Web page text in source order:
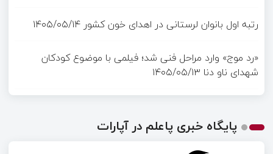
رتبه اول بانوان لرستانی در اهدای خون کشور ۱۴۰۵/۰۵/۱۴
«رد موج» وارد مراحل فنی شد؛ فیلمی با موضوع کودکان
شهدای ناو دنا ۱۴۰۵/۰۵/۱۳
پایگاه خبری پاعلم در آپارات